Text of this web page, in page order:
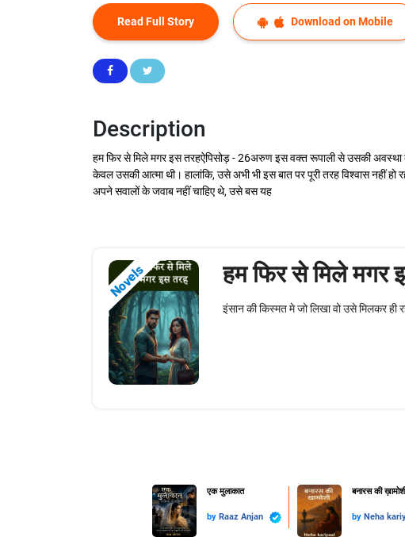
Read Full Story Download on Mobile
Description
हम फिर से मिले मगर इस तरहऐपिसोड़ - 26​अरुण इस वक्त रूपाली से उसकी अवस्था
केवल उसकी आत्मा थी। हालांकि, उसे अभी भी इस बात पर पूरी तरह विश्वास नहीं
अपने सवालों के जवाब नहीं चाहिए थे, उसे बस यह
Novels हम फिर से मिले मगर
इंसान की किस्मत मे जो लिखा वो उसे मिलकर
एक मुलाकात
by Raaz Anjan
बनारस की
by Neha